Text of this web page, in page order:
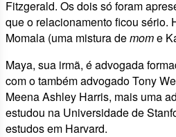
Fitzgerald. Os dois só foram
que o relacionamento ficou sério.
Momala (uma mistura demome
Maya, sua irmã, é advogada
com o também advogado Tony
Meena Ashley Harris, mais uma
estudou na Universidade de
estudos em Harvard.